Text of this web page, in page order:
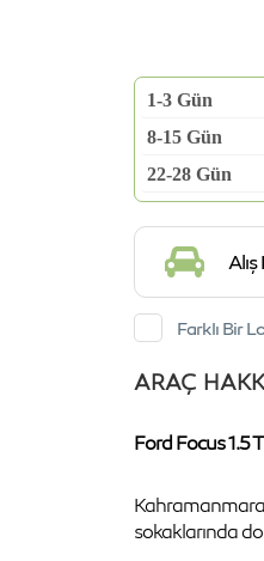
1-3 Gün
8-15 Gün
22-28 Gün
Farklı Bir
ARAÇ
Ford Focus 1.5
sokaklarında